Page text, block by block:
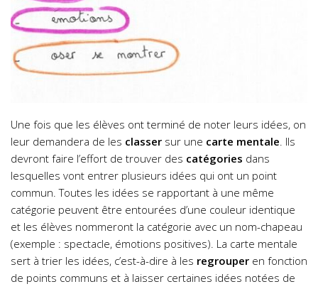
Une fois que les élèves ont terminé de noter leurs idées, on
leur demandera de les classer sur une carte mentale . Ils
devront faire l’effort de trouver des catégories dans
lesquelles vont entrer plusieurs idées qui ont un point
commun. Toutes les idées se rapportant à une même
catégorie peuvent être entourées d’une couleur identique
et les élèves nommeront la catégorie avec un nom-chapeau
(exemple : spectacle, émotions positives). La carte mentale
sert à trier les idées, c’est-à-dire à les regrouper en fonction
de points communs et à laisser certaines idées notées de